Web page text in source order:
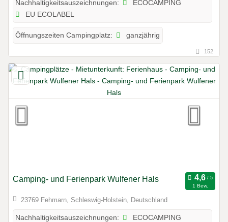
Nachhaltigkeitsauszeichnungen:
ECOCAMPING
EU ECOLABEL
Öffnungszeiten Campingplatz: ganzjährig
152
Camping- und Ferienpark Wulfener Hals
1 Bew.
23769 Fehmarn, Schleswig-Holstein, Deutschland
Nachhaltigkeitsauszeichnungen:
ECOCAMPING